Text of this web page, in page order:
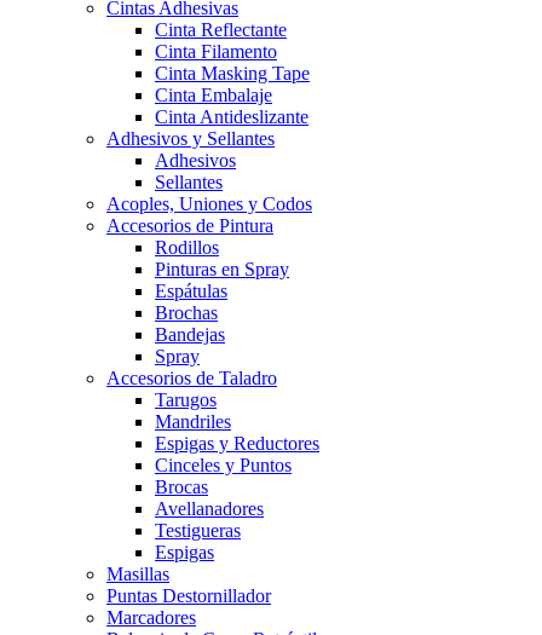
Cintas Adhesivas
Cinta Reflectante
Cinta Filamento
Cinta Masking Tape
Cinta Embalaje
Cinta Antideslizante
Adhesivos y Sellantes
Adhesivos
Sellantes
Acoples, Uniones y Codos
Accesorios de Pintura
Rodillos
Pinturas en Spray
Espátulas
Brochas
Bandejas
Spray
Accesorios de Taladro
Tarugos
Mandriles
Espigas y Reductores
Cinceles y Puntos
Brocas
Avellanadores
Testigueras
Espigas
Masillas
Puntas Destornillador
Marcadores